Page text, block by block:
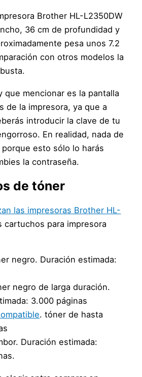
Brother HL-L2350DW
36 cm de profundidad y
pesa unos 7.2
con otros modelos la
que mencionar es la pantalla
de la impresora, ya que a
introducir la clave de tu
En realidad, nada de
esto sólo lo harás
la contraseña.
de tóner
las impresoras Brother HL-
cartuchos para impresora
negro. Duración estimada:
negro de larga duración.
3.000 páginas
. tóner de hasta
Duración estimada: